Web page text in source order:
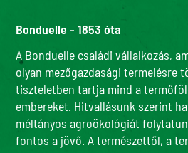
Bonduelle - 1853 óta
A Bonduelle családi vállalkozás,
olyan mezőgazdasági termelésre
tiszteletben tartja mind a
embereket. Hitvallásunk szerint
méltányos agroökológiát
fontos a jövő. A természettől, a